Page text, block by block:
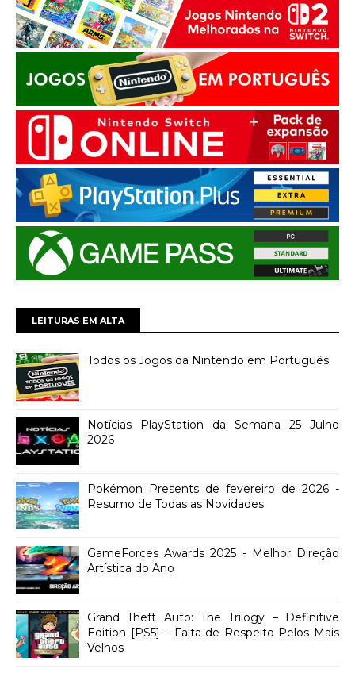
LEITURAS EM ALTA
Todos os Jogos da Nintendo em Português
Notícias PlayStation da Semana 25 Julho
2026
Pokémon Presents de fevereiro de 2026 -
Resumo de Todas as Novidades
GameForces Awards 2025 - Melhor Direção
Artística do Ano
Grand Theft Auto: The Trilogy – Definitive
Edition [PS5] – Falta de Respeito Pelos Mais
Velhos